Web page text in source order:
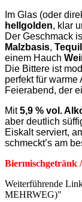
Im Glas (oder
hellgolden, klar
Der Geschmack
Malzbasis,
einem Hauch
Die Bittere ist
perfekt für warme
Feierabend, der
Mit5,9 % vol.
aber deutlich
Eiskalt serviert,
schmeckt’s am
Biermischgetränk
Weiterführende
MEHRWEG)"